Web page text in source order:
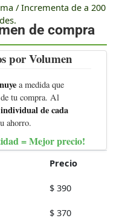
/ Incrementa de a 200
de compra
por Volumen
a medida que
tu compra. Al
de cada
ahorro.
= Mejor precio!
Precio
$390
$370